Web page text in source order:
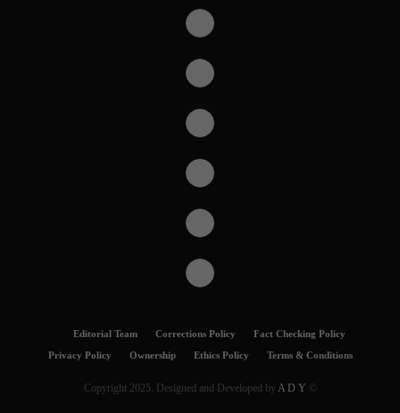
Fact Checking Policy
Corrections Policy
Editorial Team
Terms & Conditions
Ethics Policy
Ownership
Privacy Policy
© Copyright 2025. Designed and Developed by
A D Y